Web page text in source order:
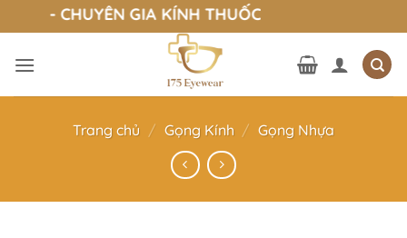
qua
nội
- CHUYÊN GIA KÍNH THUỐC
Trang chủ / Gọng Kính / Gọng Nhựa